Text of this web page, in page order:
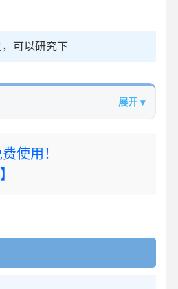
可以研究下
展开 ▾
使用！
】